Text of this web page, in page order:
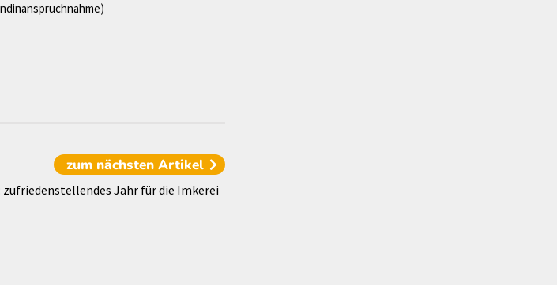
zum nächsten Artikel
zufriedenstellendes Jahr für die Imkerei